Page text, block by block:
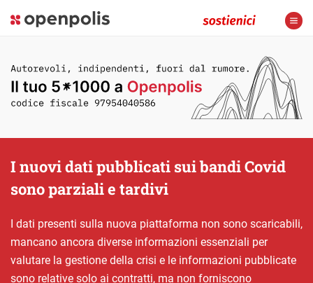
I nuovi dati pubblicati sui bandi Covid
sono parziali e tardivi
I dati presenti sulla nuova piattaforma non sono scaricabili,
mancano ancora diverse informazioni essenziali per
valutare la gestione della crisi e le informazioni pubblicate
sono relative solo ai contratti, ma non forniscono